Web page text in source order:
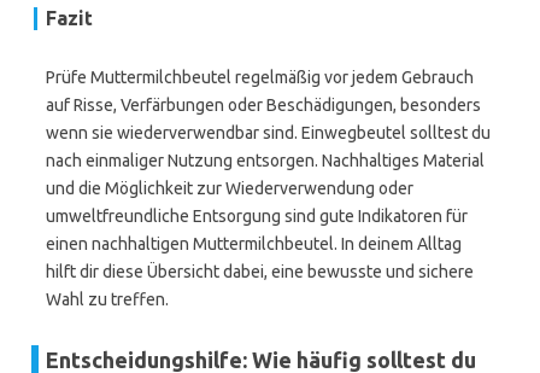
Fazit
Prüfe Muttermilchbeutel regelmäßig vor jedem Gebrauch
auf Risse, Verfärbungen oder Beschädigungen, besonders
wenn sie wiederverwendbar sind. Einwegbeutel solltest du
nach einmaliger Nutzung entsorgen. Nachhaltiges Material
und die Möglichkeit zur Wiederverwendung oder
umweltfreundliche Entsorgung sind gute Indikatoren für
einen nachhaltigen Muttermilchbeutel. In deinem Alltag
hilft dir diese Übersicht dabei, eine bewusste und sichere
Wahl zu treffen.
Entscheidungshilfe: Wie häufig solltest du